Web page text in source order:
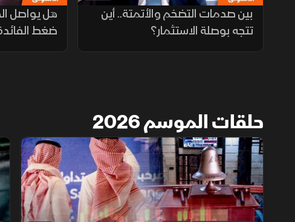
بين صدمات التضخم والأتمتة.. أين
تتجه بوصلة الاستثمار؟
هل يواصل
ضغط
حلقات الموسم 2026